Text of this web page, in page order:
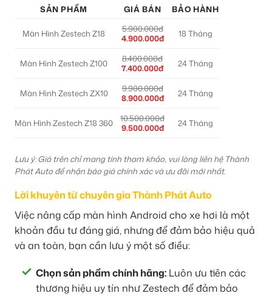
SẢN PHẨM GIÁ BÁN BẢO HÀNH
Màn Hình Zestech Z18
5.900.000đ
4.900.000đ
18 Tháng
Màn Hình Zestech Z100
8.400.000đ
7.400.000đ
24 Tháng
Màn Hình Zestech ZX10
9.900.000đ
8.900.000đ
24 Tháng
Màn Hình Zestech Z18 360
10.500.000đ
9.500.000đ
24 Tháng
Lưu ý: Giá trên chỉ mang tính tham khảo, vui lòng liên hệ Thành
Phát Auto để nhận báo giá chính xác và ưu đãi mới nhất.
Lời khuyên từ chuyên gia Thành Phát Auto
Việc nâng cấp màn hình Android cho xe hơi là một
khoản đầu tư đáng giá, nhưng để đảm bảo hiệu quả
và an toàn, bạn cần lưu ý một số điều:
Chọn sản phẩm chính hãng: Luôn ưu tiên các
thương hiệu uy tín như Zestech để đảm bảo